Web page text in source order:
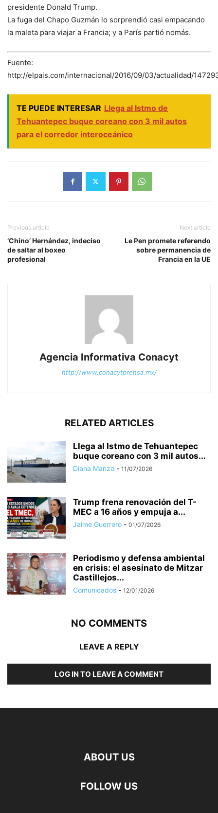
presidente Donald Trump.
La fuga del Chapo Guzmán lo sorprendió casi empacando
la maleta para viajar a Francia; y a París partió nomás.
Fuente:
http://elpais.com/internacional/2016/09/03/actualidad/
TE PUEDE INTERESAR Llega al Istmo de
Tehuantepec buque coreano con 3 mil autos
para el corredor interoceánico
Previous article
‘Chino’ Hernández, indeciso
de saltar al boxeo
profesional
Next article
Le Pen promete referendo
sobre permanencia de
Francia en la UE
Agencia Informativa Conacyt
http://www.conacytprensa.mx/
RELATED ARTICLES
Llega al Istmo de Tehuantepec
buque coreano con 3 mil autos...
Diana Manzo - 11/07/2026
Trump frena renovación del T-
MEC a 16 años y empuja a...
Jaime Guerrero - 01/07/2026
Periodismo y defensa ambiental
en crisis: el asesinato de Mitzar
Castillejos...
Comunicados - 12/01/2026
NO COMMENTS
LEAVE A REPLY
LOG IN TO LEAVE A COMMENT
ABOUT US
FOLLOW US